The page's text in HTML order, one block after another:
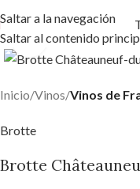
Saltar a la navegación
Saltar al contenido
Haga clic para
Inicio Vinos Vinos de
Brotte
Brotte